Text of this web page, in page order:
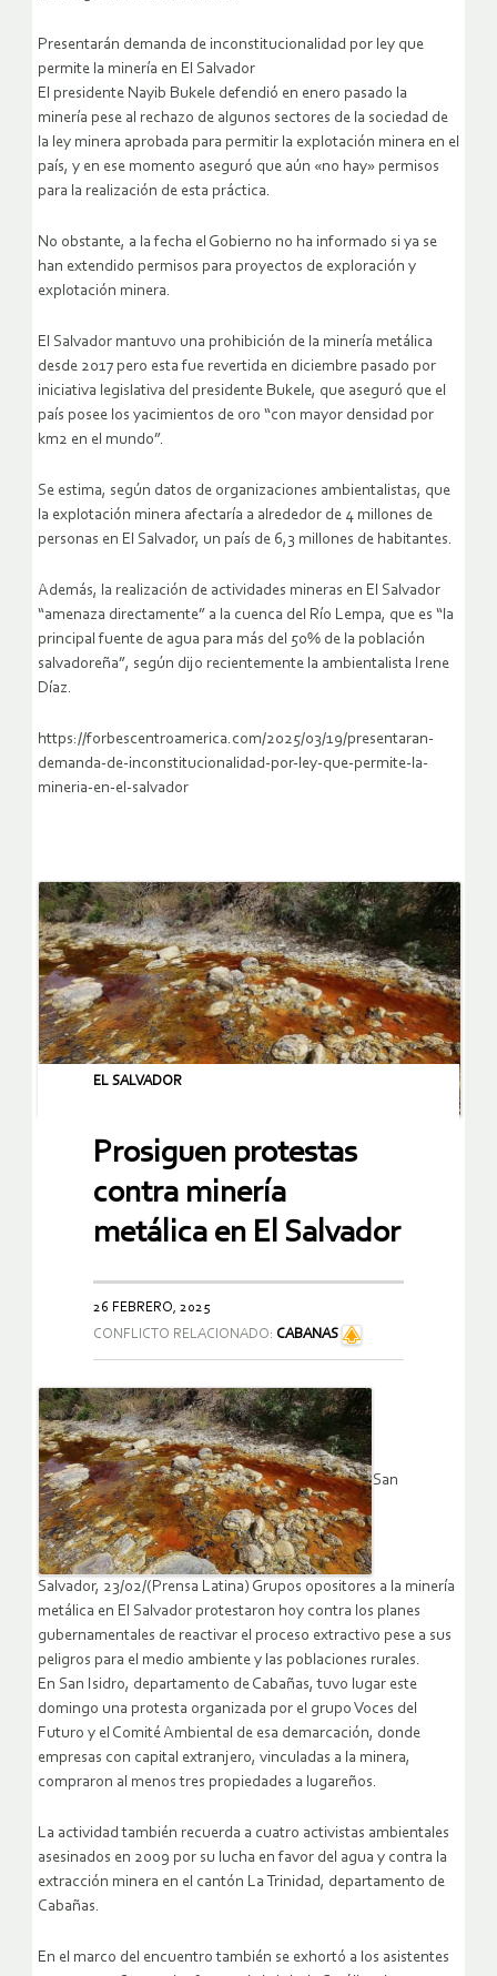
Presentarán demanda de inconstitucionalidad por ley que
permite la minería en El Salvador
El presidente Nayib Bukele defendió en enero pasado la
minería pese al rechazo de algunos sectores de la sociedad de
la ley minera aprobada para permitir la explotación minera en el
país, y en ese momento aseguró que aún «no hay» permisos
para la realización de esta práctica.
No obstante, a la fecha el Gobierno no ha informado si ya se
han extendido permisos para proyectos de exploración y
explotación minera.
El Salvador mantuvo una prohibición de la minería metálica
desde 2017 pero esta fue revertida en diciembre pasado por
iniciativa legislativa del presidente Bukele, que aseguró que el
país posee los yacimientos de oro “con mayor densidad por
km2 en el mundo”.
Se estima, según datos de organizaciones ambientalistas, que
la explotación minera afectaría a alrededor de 4 millones de
personas en El Salvador, un país de 6,3 millones de habitantes.
Además, la realización de actividades mineras en El Salvador
“amenaza directamente” a la cuenca del Río Lempa, que es “la
principal fuente de agua para más del 50% de la población
salvadoreña”, según dijo recientemente la ambientalista Irene
Díaz.
https://forbescentroamerica.com/2025/03/19/presentaran-
demanda-de-inconstitucionalidad-por-ley-que-permite-la-
mineria-en-el-salvador
EL SALVADOR
Prosiguen protestas
contra minería
metálica en El Salvador
26 FEBRERO, 2025
CONFLICTO RELACIONADO: CABANAS
San
Salvador, 23/02/(Prensa Latina) Grupos opositores a la minería
metálica en El Salvador protestaron hoy contra los planes
gubernamentales de reactivar el proceso extractivo pese a sus
peligros para el medio ambiente y las poblaciones rurales.
En San Isidro, departamento de Cabañas, tuvo lugar este
domingo una protesta organizada por el grupo Voces del
Futuro y el Comité Ambiental de esa demarcación, donde
empresas con capital extranjero, vinculadas a la minera,
compraron al menos tres propiedades a lugareños.
La actividad también recuerda a cuatro activistas ambientales
asesinados en 2009 por su lucha en favor del agua y contra la
extracción minera en el cantón La Trinidad, departamento de
Cabañas.
En el marco del encuentro también se exhortó a los asistentes